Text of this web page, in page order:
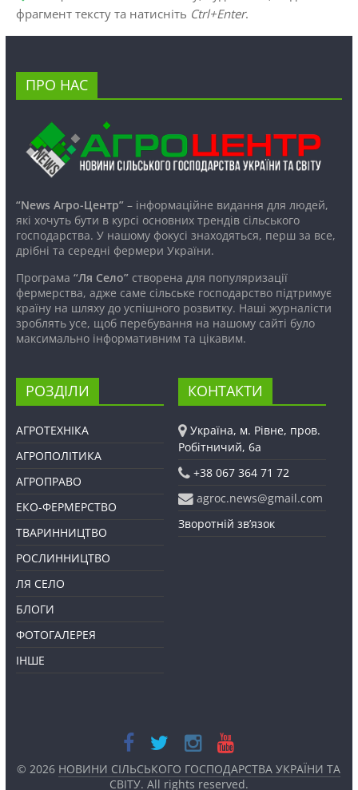
фрагмент тексту та натисніть Ctrl+Enter.
ПРО НАС
“News Агро-Центр”– інформаційне видання для людей,
які хочуть бути в курсі основних трендів сільського
господарства. У нашому фокусі знаходяться, перш за все,
дрібні та середні фермери України.
Програма “Ля Село”створена для популяризації
фермерства, адже саме сільське господарство підтримує
країну на шляху до успішного розвитку. Наші журналісти
зроблять усе, щоб перебування на нашому сайті було
максимально інформативним та цікавим.
РОЗДІЛИ
АГРОТЕХНІКА
АГРОПОЛІТИКА
АГРОПРАВО
ЕКО-ФЕРМЕРСТВО
ТВАРИННИЦТВО
РОСЛИННИЦТВО
ЛЯ СЕЛО
БЛОГИ
ФОТОГАЛЕРЕЯ
ІНШЕ
КОНТАКТИ
Україна, м. Рівне, пров.
Робітничий, 6а
+38 067 364 71 72
agroc.news@gmail.com
Зворотній зв’язок
© 2026 НОВИНИ СІЛЬСЬКОГО ГОСПОДАРСТВА УКРАЇНИ ТА
СВІТУ. All rights reserved.